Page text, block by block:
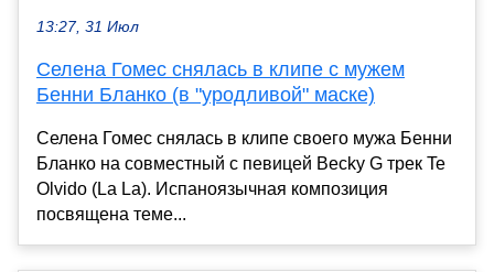
13:27, 31 Июл
Селена Гомес снялась в клипе с мужем
Бенни Бланко (в "уродливой" маске)
Селена Гомес снялась в клипе своего мужа Бенни
Бланко на совместный с певицей Becky G трек Te
Olvido (La La). Испаноязычная композиция
посвящена теме...